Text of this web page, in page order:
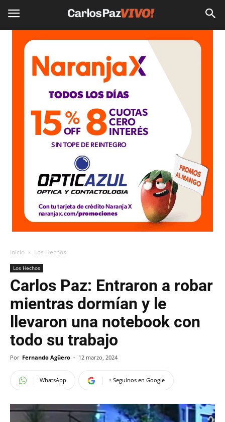
Inicio Los Hechos
Los Hechos
Carlos Paz: Entraron a robar
mientras dormían y le
llevaron una notebook con
todo su trabajo
Por Fernando Agüero - 12 marzo, 2024
WhatsApp + Seguinos en Google